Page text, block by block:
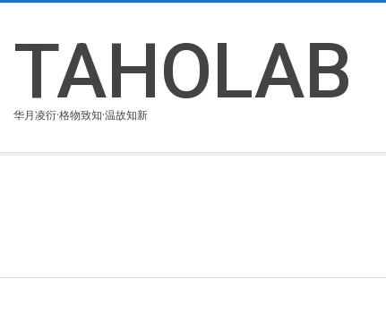
content
TAHOLAB
华月凌衍·格物致知·温故知新